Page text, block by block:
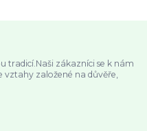
tradicí.Naši zákazníci se k nám
vztahy založené na důvěře,